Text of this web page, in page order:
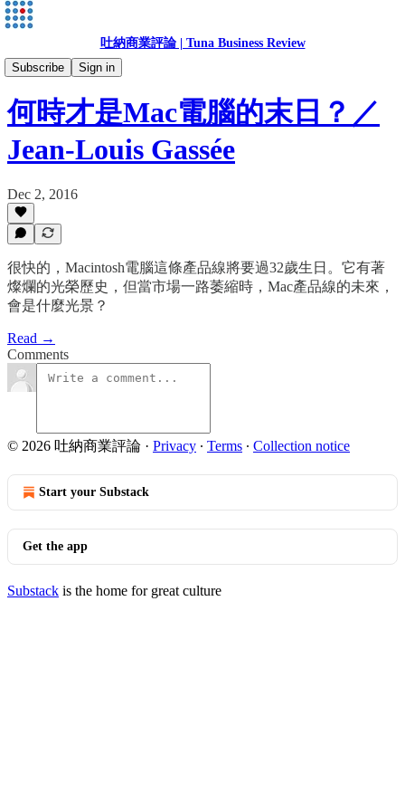
吐納商業評論 | Tuna Business Review
Subscribe
Sign in
Jean-Louis Gassée
何時才是Mac電腦的末日？／
Jean-Louis Gassée
Dec 2, 2016
很快的，Macintosh電腦這條產品線將要過32歲生日。它有著
燦爛的光榮歷史，但當市場一路萎縮時，Mac產品線的未來，
會是什麼光景？
Read →
Comments
© 2026 吐納商業評論 · Privacy ∙ Terms ∙ Collection notice
Start your Substack
Get the app
Substack is the home for great culture